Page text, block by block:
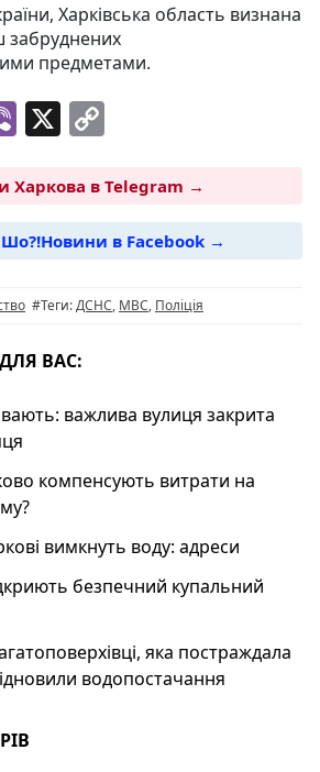
Харківська область визнана
забруднених
предметами.
Vi
er
X
p
y
Li
n
Харкова в Telegram →
в Facebook →
#Теги:ДСНС, МВС, Поліція
ВАС:
важлива вулиця закрита
компенсують витрати на
вимкнуть воду: адреси
безпечний купальний
яка постраждала
водопостачання